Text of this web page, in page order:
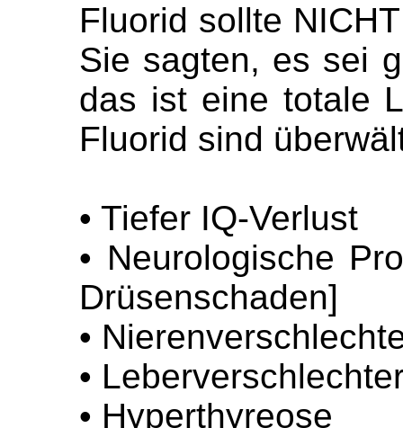
Fluorid sollte
Sie sagten, es sei
das ist eine totale
Fluorid sind
• Tiefer IQ-Verlust
• Neurologische
Drüsenschaden]
•
•
• Hyperthyreose